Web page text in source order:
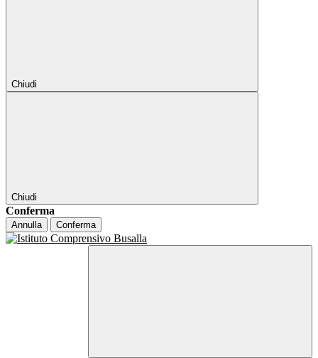
Chiudi
Chiudi
Conferma
Annulla Conferma